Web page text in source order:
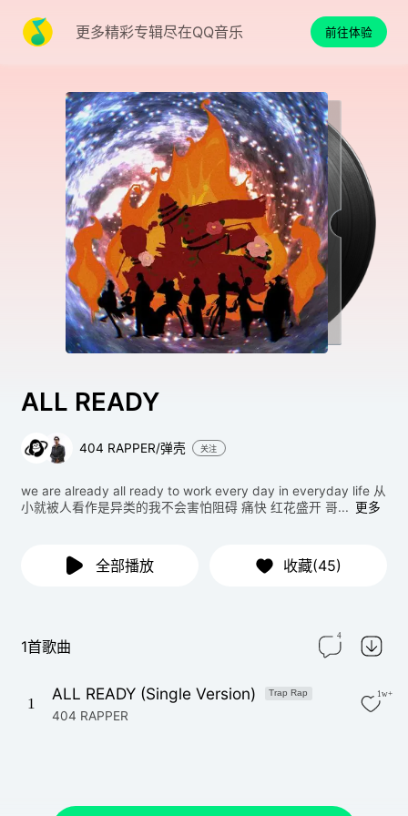
更多精彩专辑尽在QQ音乐 前往体验
ALL READY
404 RAPPER/弹壳 关注
we are already all ready to work every day in everyday life 从
小就被人看作是异类的我不会害怕阻碍 痛快 红花盛开 哥... 更多
全部播放 收藏(45)
1首歌曲
4
1
ALL READY (Single Version) Trap Rap
404 RAPPER
1w+